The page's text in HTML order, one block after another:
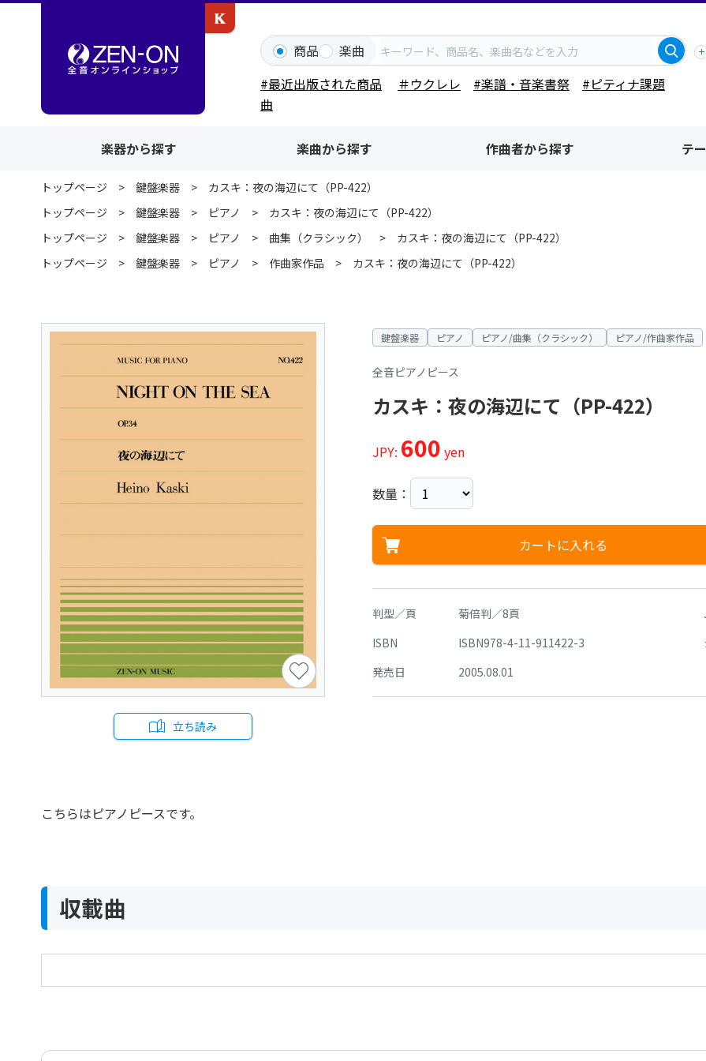
商品 楽曲
#最近出版された商品
＃ウクレレ #楽譜・音楽書祭
#ピティナ課題
曲
楽器から探す 楽曲から探す 作曲者から探す テ
トップページ 鍵盤楽器
カスキ：夜の海辺にて（PP-422）
トップページ
鍵盤楽器 ピアノ
カスキ：夜の海辺にて（PP-422）
トップページ
鍵盤楽器 ピアノ 曲集（クラシック）
カスキ：夜の海辺にて（PP-422）
トップページ
鍵盤楽器 ピアノ 作曲家作品 カスキ：夜の海辺にて（PP-422）
立ち読み
鍵盤楽器 ピアノ ピアノ/曲集（クラシック） ピアノ/作曲家作品
全音ピアノピース
カスキ：夜の海辺にて（PP-422）
JPY: 600 yen
数量：
カートに入れる
判型／頁 菊倍判／8頁
ISBN
ISBN978-4-11-911422-3
発売日
2005.08.01
こちらはピアノピースです。
収載曲